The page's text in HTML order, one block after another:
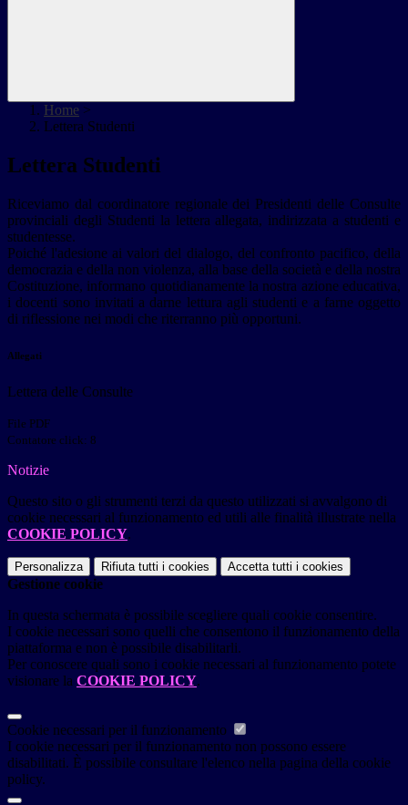
Home >
Lettera Studenti
Lettera Studenti
Riceviamo dal coordinatore regionale dei Presidenti delle Consulte
provinciali degli Studenti la lettera allegata, indirizzata a studenti e
studentesse.
Poiché l'adesione ai valori del dialogo, del confronto pacifico, della
democrazia e della non violenza, alla base della società e della nostra
Costituzione, informano quotidianamente la nostra azione educativa,
i docenti sono invitati a darne lettura agli studenti e a farne oggetto
di riflessione nei modi che riterranno più opportuni.
Allegati
Lettera delle Consulte
File PDF
Contatore click: 8
Notizie
Questo sito o gli strumenti terzi da questo utilizzati si avvalgono di
cookie necessari al funzionamento ed utili alle finalità illustrate nella
COOKIE POLICY.
Personalizza Rifiuta tutti i cookies Accetta tutti i cookies
Gestione cookie
In questa schermata è possibile scegliere quali cookie consentire.
I cookie necessari sono quelli che consentono il funzionamento della
piattaforma e non è possibile disabilitarli.
Per conoscere quali sono i cookie necessari al funzionamento potete
visionare la COOKIE POLICY.
Cookie necessari per il funzionamento
I cookie necessari per il funzionamento non possono essere
disabilitati. È possibile consultare l'elenco nella pagina della cookie
policy.